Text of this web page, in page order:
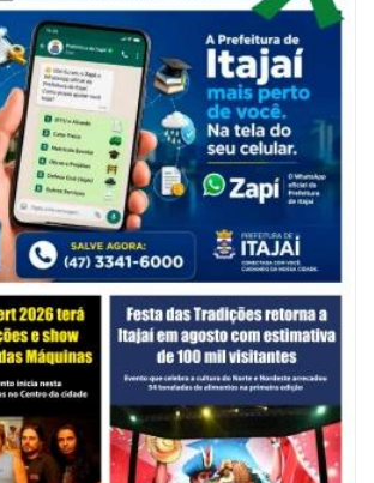
de marketing e vendas ao InspiraBQ, em